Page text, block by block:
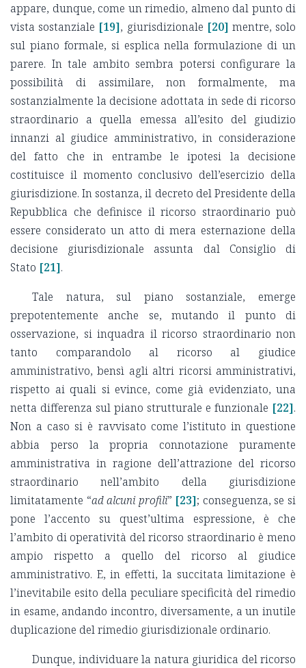
appare, dunque, come un rimedio, almeno dal punto di
vista sostanziale [19], giurisdizionale [20] mentre, solo
sul piano formale, si esplica nella formulazione di un
parere. In tale ambito sembra potersi configurare la
possibilità di assimilare, non formalmente, ma
sostanzialmente la decisione adottata in sede di ricorso
straordinario a quella emessa all’esito del giudizio
innanzi al giudice amministrativo, in considerazione
del fatto che in entrambe le ipotesi la decisione
costituisce il momento conclusivo dell’esercizio della
giurisdizione. In sostanza, il decreto del Presidente della
Repubblica che definisce il ricorso straordinario può
essere considerato un atto di mera esternazione della
decisione giurisdizionale assunta dal Consiglio di
Stato [21].
Tale natura, sul piano sostanziale, emerge
prepotentemente anche se, mutando il punto di
osservazione, si inquadra il ricorso straordinario non
tanto comparandolo al ricorso al giudice
amministrativo, bensì agli altri ricorsi amministrativi,
rispetto ai quali si evince, come già evidenziato, una
netta differenza sul piano strutturale e funzionale [22].
Non a caso si è ravvisato come l’istituto in questione
abbia perso la propria connotazione puramente
amministrativa in ragione dell’attrazione del ricorso
straordinario nell’ambito della giurisdizione
limitatamente “ad alcuni profili” [23]; conseguenza, se si
pone l’accento su quest’ultima espressione, è che
l’ambito di operatività del ricorso straordinario è meno
ampio rispetto a quello del ricorso al giudice
amministrativo. E, in effetti, la succitata limitazione è
l’inevitabile esito della peculiare specificità del rimedio
in esame, andando incontro, diversamente, a un inutile
duplicazione del rimedio giurisdizionale ordinario.
Dunque, individuare la natura giuridica del ricorso